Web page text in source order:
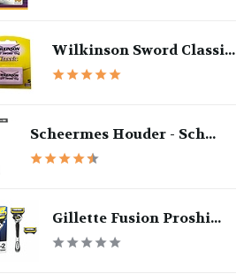
Wilkinson Sword Classi...
Scheermes Houder - Sch...
Gillette Fusion Proshi...